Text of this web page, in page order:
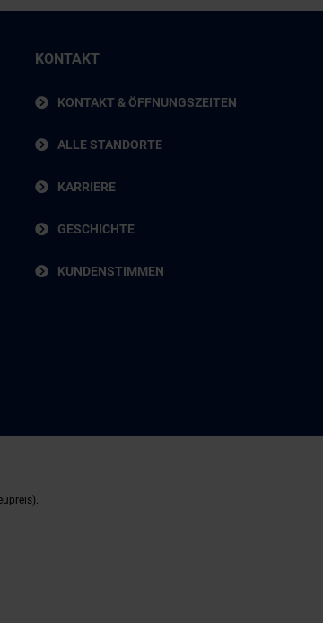
KONTAKT
KONTAKT & ÖFFNUNGSZEITEN
ALLE STANDORTE
KARRIERE
GESCHICHTE
KUNDENSTIMMEN